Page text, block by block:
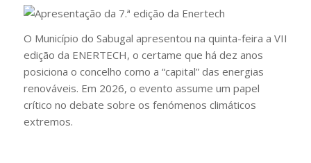
O Município do Sabugal apresentou na quinta-feira a VII
edição da ENERTECH, o certame que há dez anos
posiciona o concelho como a “capital” das energias
renováveis. Em 2026, o evento assume um papel
crítico no debate sobre os fenómenos climáticos
extremos.